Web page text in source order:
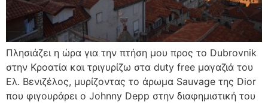
Πλησιάζει η ώρα για την πτήση μου προς το Dubrovnik
στην Κροατία και τριγυρίζω στα duty free μαγαζιά του
Ελ. Βενιζέλος, μυρίζοντας το άρωμα Sauvage της Dior
που φιγουράρει ο Johnny Depp στην διαφημιστική του